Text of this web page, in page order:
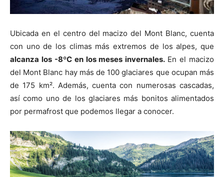
Ubicada en el centro del macizo del Mont Blanc, cuenta
con uno de los climas más extremos de los alpes, que
alcanza los -8ºC en los meses invernales. En el macizo
del Mont Blanc hay más de 100 glaciares que ocupan más
de 175 km². Además, cuenta con numerosas cascadas,
así como uno de los glaciares más bonitos alimentados
por permafrost que podemos llegar a conocer.